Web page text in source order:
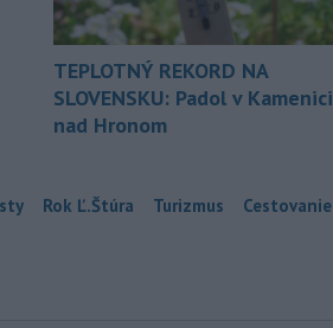
TEPLOTNÝ REKORD NA
SLOVENSKU: Padol v Kamenici
nad Hronom
Rok Ľ.Štúra Turizmus Cestovanie